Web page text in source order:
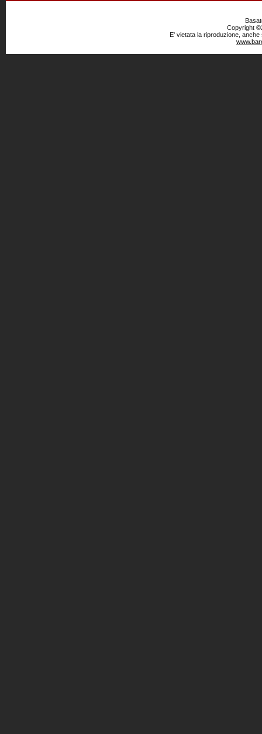
Copyright
E' vietata la riproduzione,